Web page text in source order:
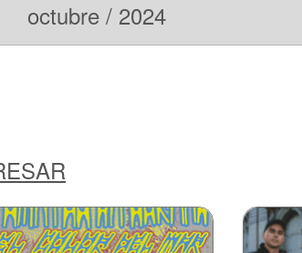
octubre / 2024